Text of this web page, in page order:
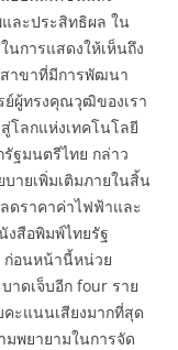
ละประสิทธิผล ใน
การแสดงให้เห็นถึง
สาขาที่มีการพัฒนา
ย์ผู้ทรงคุณวุฒิของเรา
โลกแห่งเทคโนโลยี
ฐมนตรีไทย กล่าว
ายเพิ่มเติมภายในสิ้น
ดราคาค่าไฟฟ้าและ
งสือพิมพ์ไทยรัฐ
ก่อนหน้านี้หน่วย
าดเจ็บอีก four ราย
ะแนนเสียงมากที่สุด
มพยายามในการจัด